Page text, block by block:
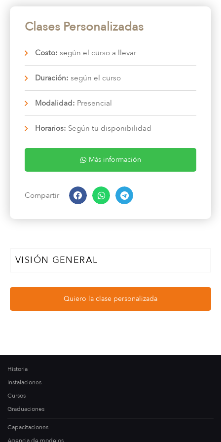
Clases Personalizadas
Costo:según el curso a llevar
Duración:según el curso
Modalidad: Presencial
Horarios: Según tu disponibilidad
Más información
Compartir
VISIÓN GENERAL
Quiero la clase personalizada
Historia
Instalaciones
Cursos
Graduaciones
Capacitaciones